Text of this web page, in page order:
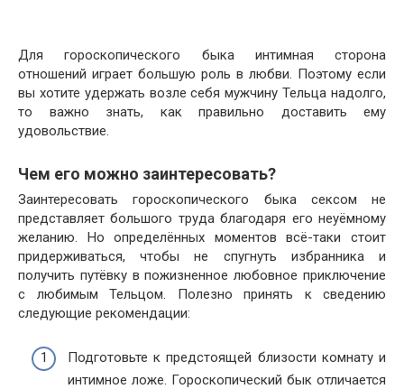
Для гороскопического быка интимная сторона
отношений играет большую роль в любви. Поэтому если
вы хотите удержать возле себя мужчину Тельца надолго,
то важно знать, как правильно доставить ему
удовольствие.
Чем его можно заинтересовать?
Заинтересовать гороскопического быка сексом не
представляет большого труда благодаря его неуёмному
желанию. Но определённых моментов всё-таки стоит
придерживаться, чтобы не спугнуть избранника и
получить путёвку в пожизненное любовное приключение
с любимым Тельцом. Полезно принять к сведению
следующие рекомендации:
Подготовьте к предстоящей близости комнату и
интимное ложе. Гороскопический бык отличается